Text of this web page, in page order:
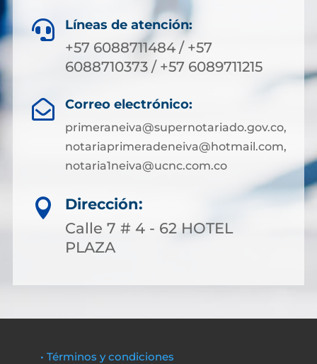
 Líneas de atención:
+57 6088711484 / +57
6088710373 / +57 6089711215
 Correo electrónico:
primeraneiva@supernotariado.gov.co,
notariaprimeradeneiva@hotmail.com,
notaria1neiva@ucnc.com.co

Dirección:
Calle 7 # 4 - 62 HOTEL
PLAZA
• Términos y condiciones